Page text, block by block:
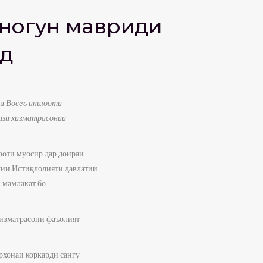
мавриди
Восеъ иншооти
хизматрасонии
муосир дар доираи
Истиқлолияти давлатии
бо
фаъолият
коркарди сангу